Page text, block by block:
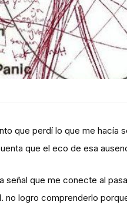
que perdí lo que me hacía
que el eco de esa
señal que me conecte al
no logro comprenderlo